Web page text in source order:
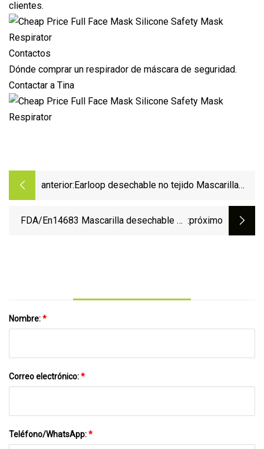
clientes.
Contactos
Dónde comprar un respirador de máscara de seguridad.
Contactar a Tina
anterior: Earloop desechable no tejido Mascarilla
FDA/En14683 Mascarilla desechable de :próximo
Nombre:*
Correo electrónico:*
Teléfono/WhatsApp:*